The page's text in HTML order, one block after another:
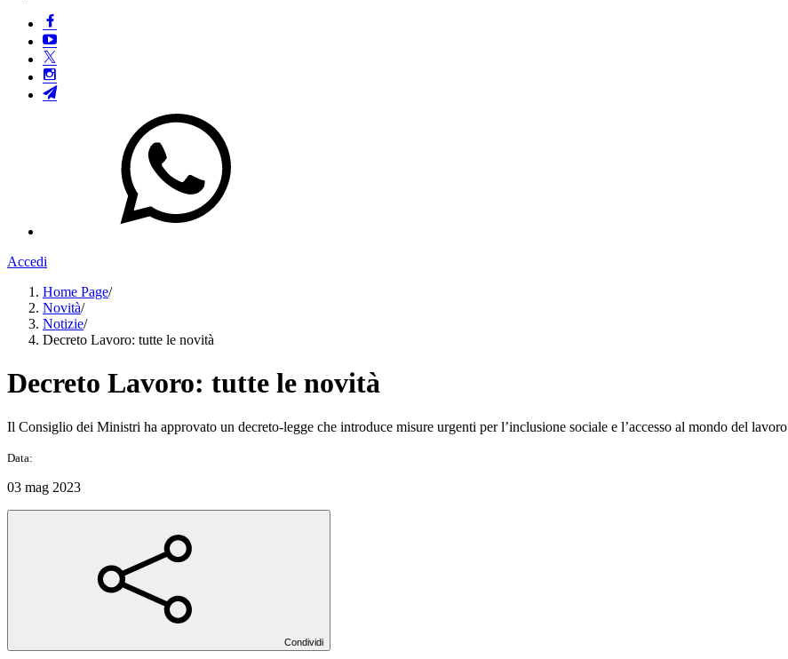
Accedi
Home Page/
Novità/
Notizie/
Decreto Lavoro: tutte le novità
Decreto Lavoro: tutte le novità
Il Consiglio dei Ministri ha approvato un decreto-legge che introduce misure urgenti per l’inclusione sociale e l’accesso al mondo del lavoro
Data:
03 mag 2023
Condividi